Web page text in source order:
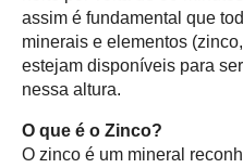
assim é fundamental que
minerais e elementos
estejam disponíveis para
nessa altura.
O que é o Zinco?
O zinco é um mineral